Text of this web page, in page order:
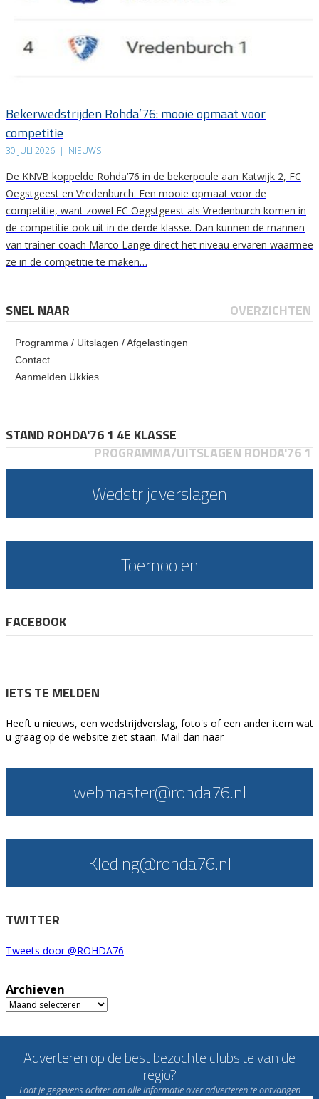
Bekerwedstrijden Rohda’76: mooie opmaat voor
competitie
30 JULI 2026 | NIEUWS
De KNVB koppelde Rohda’76 in de bekerpoule aan Katwijk 2, FC
Oegstgeest en Vredenburch. Een mooie opmaat voor de
competitie, want zowel FC Oegstgeest als Vredenburch komen in
de competitie ook uit in de derde klasse. Dan kunnen de mannen
van trainer-coach Marco Lange direct het niveau ervaren waarmee
ze in de competitie te maken…
SNEL NAAR OVERZICHTEN
Programma / Uitslagen / Afgelastingen
Contact
Aanmelden Ukkies
STAND ROHDA'76 1 4E KLASSE
PROGRAMMA/UITSLAGEN ROHDA'76 1
Wedstrijdverslagen
Toernooien
FACEBOOK
IETS TE MELDEN
Heeft u nieuws, een wedstrijdverslag, foto's of een ander item wat
u graag op de website ziet staan. Mail dan naar
webmaster@rohda76.nl
Kleding@rohda76.nl
TWITTER
Tweets door @ROHDA76
Archieven
Archieven
Adverteren op de best bezochte clubsite van de
regio?
Laat je gegevens achter om alle informatie over adverteren te ontvangen